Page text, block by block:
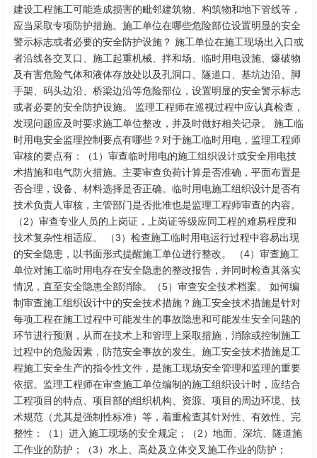
建设工程施工可能造成损害的毗邻建筑物、构筑物和地下管线等，
应当采取专项防护措施。施工单位在哪些危险部位设置明显的安全
警示标志或者必要的安全防护设施？ 施工单位在施工现场出入口或
者沿线各交叉口、施工起重机械、拌和场、临时用电设施、爆破物
及有害危险气体和液体存放处以及孔洞口、隧道口、基坑边沿、脚
手架、码头边沿、桥梁边沿等危险部位，设置明显的安全警示标志
或者必要的安全防护设施。 监理工程师在巡视过程中应认真检查，
发现问题应及时要求施工单位整改，并及时做好相关记录。 施工临
时用电安全监理控制要点有哪些？对于施工临时用电，监理工程师
审核的要点有：（1）审查临时用电的施工组织设计或安全用电技
术措施和电气防火措施。主要审查负荷计算是否准确，平面布置是
否合理，设备、材料选择是否正确。临时用电施工组织设计是否有
技术负责人审核，主管部门是否批准也是监理工程师审查的内容。
（2）审查专业人员的上岗证，上岗证等级应同工程的难易程度和
技术复杂性相适应。 （3）检查施工临时用电运行过程中容易出现
的安全隐患，以书面形式提醒施工单位进行整改。 （4）审查施工
单位对施工临时用电存在安全隐患的整改报告，并同时检查其落实
情况，直至安全隐患全部消除。（5）审查安全技术档案。 如何编
制审查施工组织设计中的安全技术措施？施工安全技术措施是针对
每项工程在施工过程中可能发生的事故隐患和可能发生安全问题的
环节进行预测，从而在技术上和管理上采取措施，消除或控制施工
过程中的危险因素，防范安全事故的发生。施工安全技术措施是工
程施工安全生产的指令性文件，是施工现场安全管理和监理的重要
依据。监理工程师在审查施工单位编制的施工组织设计时，应结合
工程项目的特点、项目部的组织机构、资源、项目的周边环境、技
术规范（尤其是强制性标准）等，着重检查其针对性、有效性、完
整性：（1）进入施工现场的安全规定；（2）地面、深坑、隧道施
工作业的防护；（3）水上、高处及立体交叉施工作业的防护；